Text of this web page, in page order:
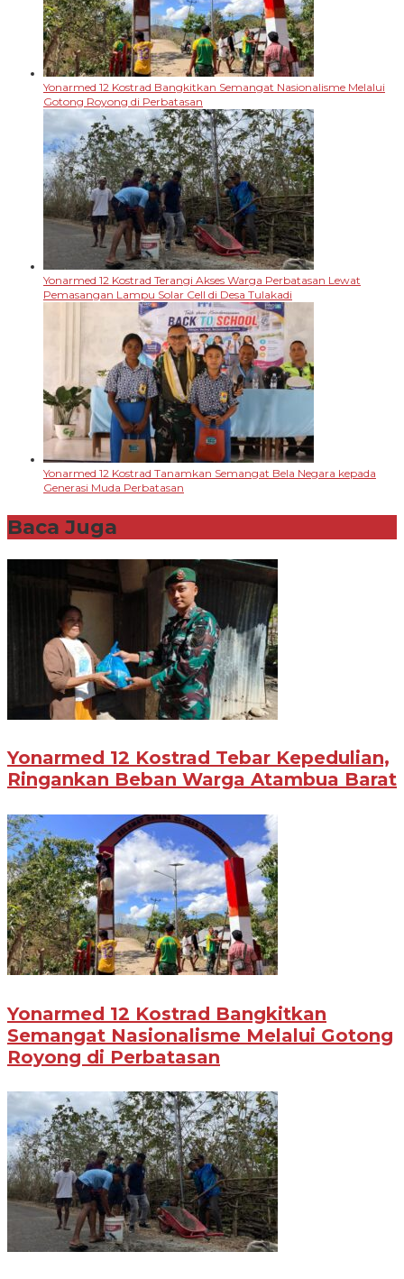
Yonarmed 12 Kostrad Bangkitkan Semangat Nasionalisme Melalui
Gotong Royong di Perbatasan
Yonarmed 12 Kostrad Terangi Akses Warga Perbatasan Lewat
Pemasangan Lampu Solar Cell di Desa Tulakadi
Yonarmed 12 Kostrad Tanamkan Semangat Bela Negara kepada
Generasi Muda Perbatasan
Baca Juga
Yonarmed 12 Kostrad Tebar Kepedulian,
Ringankan Beban Warga Atambua Barat
Yonarmed 12 Kostrad Bangkitkan
Semangat Nasionalisme Melalui Gotong
Royong di Perbatasan